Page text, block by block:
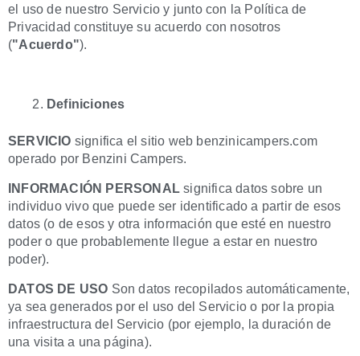
el uso de nuestro Servicio y junto con la Política de
Privacidad constituye su acuerdo con nosotros
("Acuerdo").
Definiciones
SERVICIO significa el sitio web benzinicampers.com
operado por Benzini Campers.
INFORMACIÓN PERSONAL significa datos sobre un
individuo vivo que puede ser identificado a partir de esos
datos (o de esos y otra información que esté en nuestro
poder o que probablemente llegue a estar en nuestro
poder).
DATOS DE USO Son datos recopilados automáticamente,
ya sea generados por el uso del Servicio o por la propia
infraestructura del Servicio (por ejemplo, la duración de
una visita a una página).